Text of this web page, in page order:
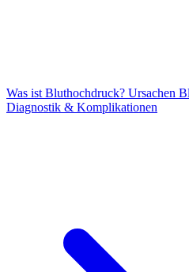
Was ist Bluthochdruck? Ursachen
Diagnostik & Komplikationen